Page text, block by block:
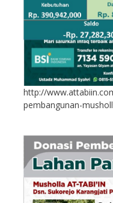
http://
pembangunan-